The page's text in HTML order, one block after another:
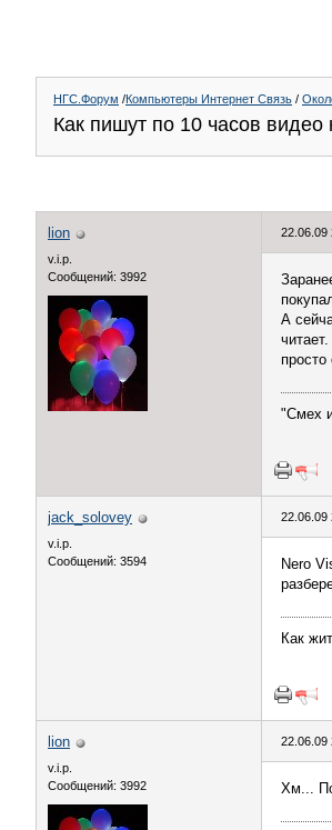
НГС.Форум /Компьютеры Интернет Связь /
Как пишут по 10 часов
lion
v.i.p.
Сообщений: 3992
22.06.09
А
"Смех
jack_solovey
v.i.p.
Сообщений: 3594
22.06.09
Nero
Как
lion
v.i.p.
Сообщений: 3992
22.06.09
Хм...